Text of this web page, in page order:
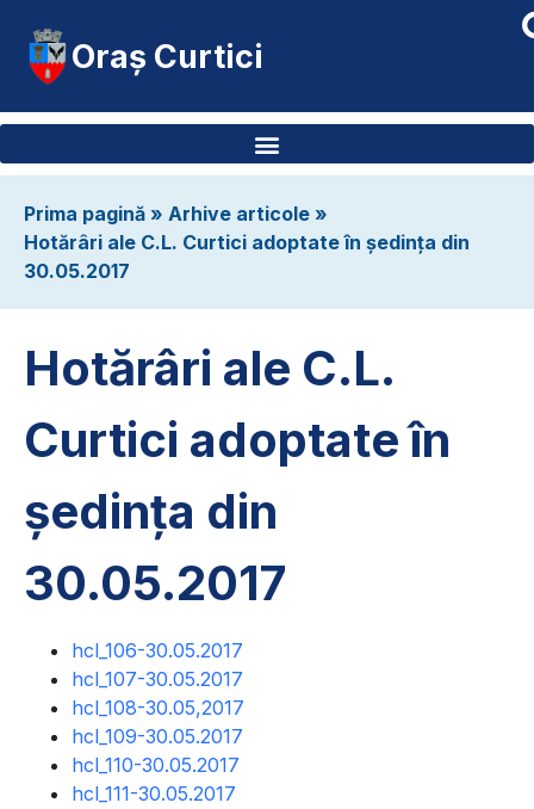
Oraș Curtici
Prima pagină » Arhive articole »
Hotărâri ale C.L. Curtici adoptate în ședința din
30.05.2017
Hotărâri ale C.L.
Curtici adoptate în
ședința din
30.05.2017
hcl_106-30.05.2017
hcl_107-30.05.2017
hcl_108-30.05,2017
hcl_109-30.05.2017
hcl_110-30.05.2017
hcl_111-30.05.2017